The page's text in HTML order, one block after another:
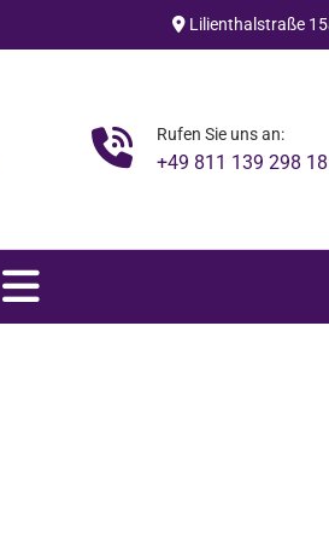
Lilienthalstraße
 Rufen Sie uns an:
+49 811 139 298 18